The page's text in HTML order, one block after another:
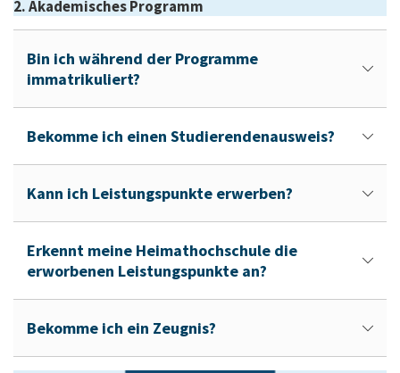
2. Akademisches Programm
Bin ich während der Programme
immatrikuliert?
Bekomme ich einen Studierendenausweis?
Kann ich Leistungspunkte erwerben?
Erkennt meine Heimathochschule die
erworbenen Leistungspunkte an?
Bekomme ich ein Zeugnis?